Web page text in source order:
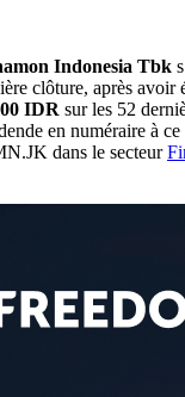
Indonesia Tbk
clôture, après avoir
IDR sur les 52
en numéraire à
dans le secteur